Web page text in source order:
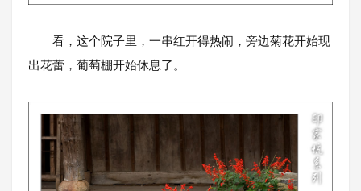
看，这个院子里，一串红开得热闹，旁边菊花开始现
出花蕾，葡萄棚开始休息了。